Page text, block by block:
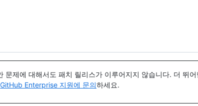
문제에 대해서도 패치 릴리스가 이루어지지 않습니다. 더 뛰
GitHub Enterprise 지원에 문의하세요.